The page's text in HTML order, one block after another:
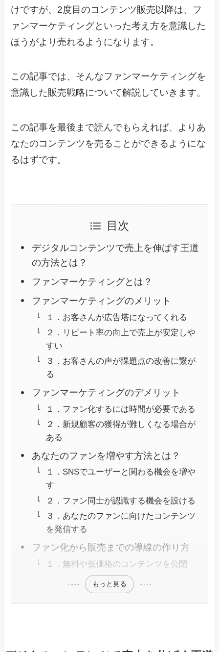
けですが、2度目のコンテンツ販売以降は、フ
ァンマーケティングといった考え方を意識した
ほうがより売れるようになります。
この記事では、そんなファンマーケティングを
意識した販売戦略について解説していきます。
この記事を最後まで読んでもらえれば、よりあ
なたのコンテンツを売ることができるようにな
るはずです。
目次
デジタルコンテンツで売上を伸ばす王道
の方法とは？
ファンマーケティングとは？
ファンマーケティングのメリット
１．お客さんが広告塔になってくれる
２．リピート率の向上で売上が安定しや
すい
３．お客さんの声が課題点の改善に繋が
る
ファンマーケティングのデメリット
１．ファン化するには時間が必要である
２．新規顧客の獲得が難しくなる場合が
ある
あなたのファンを増やす方法とは？
１．SNSでユーザーと関わる機会を増や
す
２．ファン同士が認識する機会を設ける
３．あなたのファンに向けたコンテンツ
を発信する
ファン化から販売までの導線の作り方
１．無料や低価格のコンテンツを公開
もっと見る